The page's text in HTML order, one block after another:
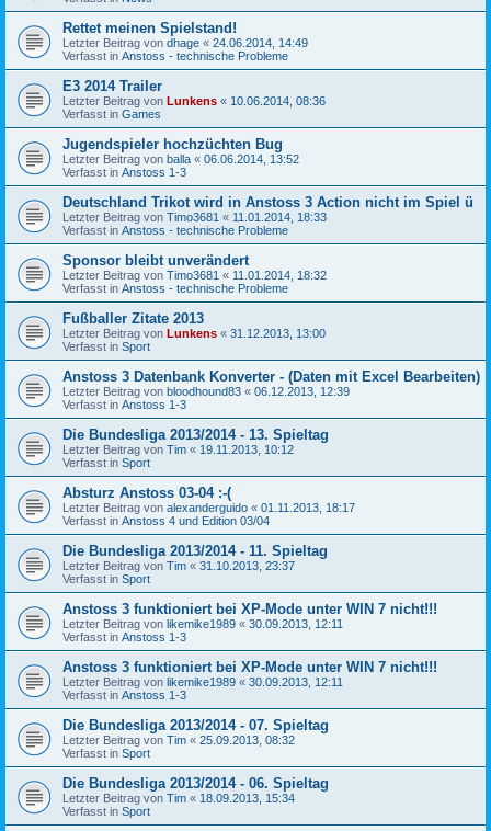
Rettet meinen Spielstand!
Letzter Beitrag von dhage « 24.06.2014, 14:49
Verfasst in Anstoss - technische Probleme
E3 2014 Trailer
Letzter Beitrag von Lunkens « 10.06.2014, 08:36
Verfasst in Games
Jugendspieler hochzüchten Bug
Letzter Beitrag von balla « 06.06.2014, 13:52
Verfasst in Anstoss 1-3
Deutschland Trikot wird in Anstoss 3 Action nicht im Spiel ü
Letzter Beitrag von Timo3681 « 11.01.2014, 18:33
Verfasst in Anstoss - technische Probleme
Sponsor bleibt unverändert
Letzter Beitrag von Timo3681 « 11.01.2014, 18:32
Verfasst in Anstoss - technische Probleme
Fußballer Zitate 2013
Letzter Beitrag von Lunkens « 31.12.2013, 13:00
Verfasst in Sport
Anstoss 3 Datenbank Konverter - (Daten mit Excel Bearbeiten)
Letzter Beitrag von bloodhound83 « 06.12.2013, 12:39
Verfasst in Anstoss 1-3
Die Bundesliga 2013/2014 - 13. Spieltag
Letzter Beitrag von Tim « 19.11.2013, 10:12
Verfasst in Sport
Absturz Anstoss 03-04 :-(
Letzter Beitrag von alexanderguido « 01.11.2013, 18:17
Verfasst in Anstoss 4 und Edition 03/04
Die Bundesliga 2013/2014 - 11. Spieltag
Letzter Beitrag von Tim « 31.10.2013, 23:37
Verfasst in Sport
Anstoss 3 funktioniert bei XP-Mode unter WIN 7 nicht!!!
Letzter Beitrag von likemike1989 « 30.09.2013, 12:11
Verfasst in Anstoss 1-3
Anstoss 3 funktioniert bei XP-Mode unter WIN 7 nicht!!!
Letzter Beitrag von likemike1989 « 30.09.2013, 12:11
Verfasst in Anstoss 1-3
Die Bundesliga 2013/2014 - 07. Spieltag
Letzter Beitrag von Tim « 25.09.2013, 08:32
Verfasst in Sport
Die Bundesliga 2013/2014 - 06. Spieltag
Letzter Beitrag von Tim « 18.09.2013, 15:34
Verfasst in Sport